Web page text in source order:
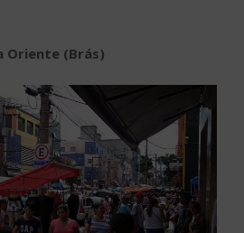
Oriente (Brás)